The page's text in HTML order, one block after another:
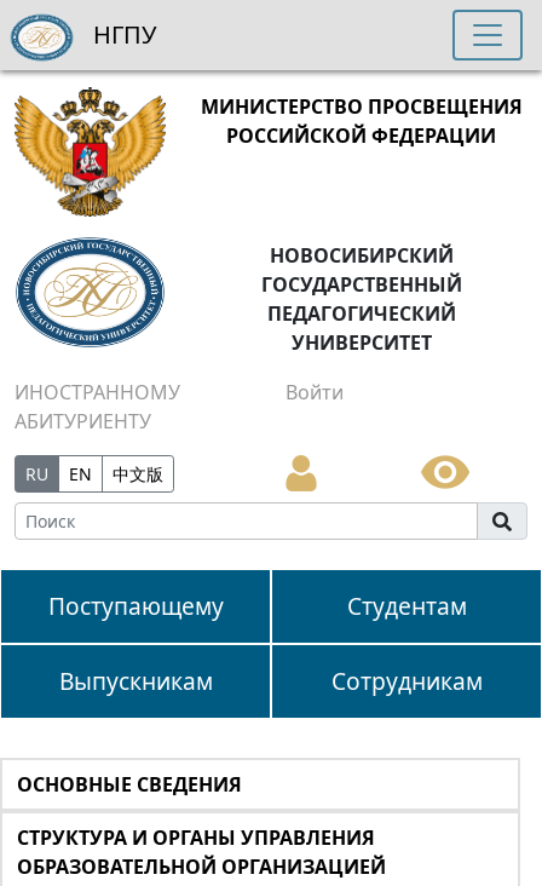
МИНИСТЕРСТВО ПРОСВЕЩЕНИЯ
РОССИЙСКОЙ ФЕДЕРАЦИИ
НОВОСИБИРСКИЙ
ГОСУДАРСТВЕННЫЙ
ПЕДАГОГИЧЕСКИЙ
УНИВЕРСИТЕТ
ИНОСТРАННОМУ
АБИТУРИЕНТУ
Войти
RU EN 中文版
Поступающему Студентам
Выпускникам Сотрудникам
НГПУ
ОСНОВНЫЕ СВЕДЕНИЯ
СТРУКТУРА И ОРГАНЫ УПРАВЛЕНИЯ
ОБРАЗОВАТЕЛЬНОЙ ОРГАНИЗАЦИЕЙ